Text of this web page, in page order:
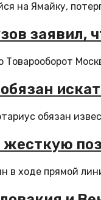
на Ямайку,
заявил,
Товарооборот
обязан
в ходе прямой